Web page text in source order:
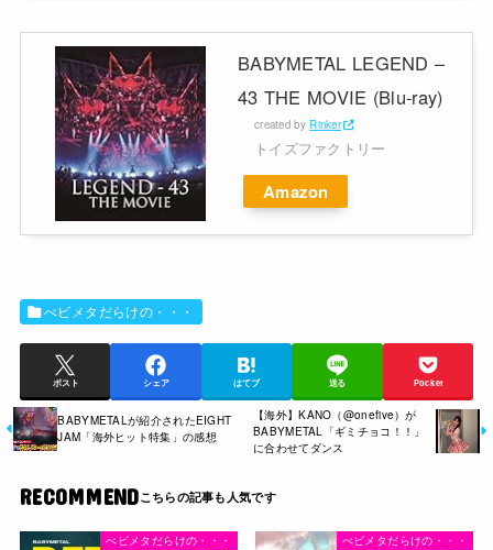
BABYMETAL LEGEND –
43 THE MOVIE (Blu-ray)
created by Rinker
トイズファクトリー
Amazon
べビメタだらけの・・・
ポスト シェア はてブ 送る Pocket
BABYMETALが紹介されたEIGHT
JAM「海外ヒット特集」の感想
【海外】KANO（@onefive）が
BABYMETAL「ギミチョコ！！」
に合わせてダンス
RECOMMEND
べビメタだらけの・・・ べビメタだらけの・・・